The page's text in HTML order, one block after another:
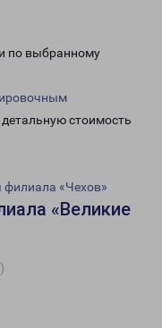
по выбранному
стоимость
«Чехов»
«Великие